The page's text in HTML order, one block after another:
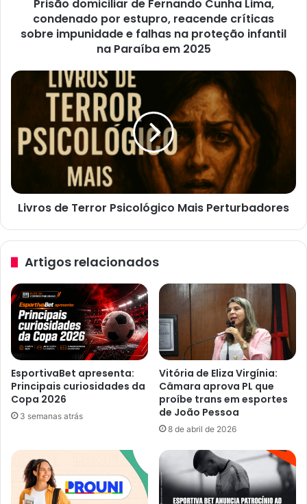
críticas
sobre
falhas
na
Paraíba
Prisão domiciliar de Fernando Cunha Lima,
condenado por estupro, reacende críticas
sobre impunidade e falhas na proteção infantil
na Paraíba em 2025
Livros
Psicológico
Mais
Perturbadores
Livros de Terror Psicológico Mais Perturbadores
Artigos relacionados
EsportivaBet apresenta:
Principais curiosidades da
Copa 2026
3 semanas atrás
Vitória de Eliza Virgínia:
Câmara aprova PL que
proíbe trans em esportes
de João Pessoa
8 de abril de 2026